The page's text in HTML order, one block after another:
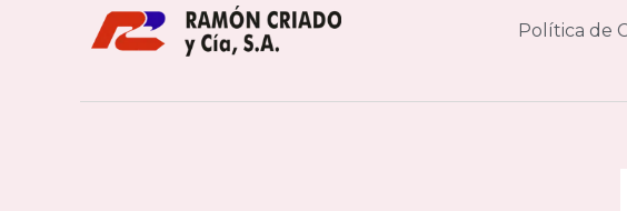
Política de